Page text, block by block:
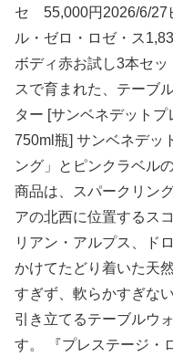
セ 55,000円2026/6/27
ル・ゼロ・ロゼ・ス
ボディ赤お試し3本セ
スで育まれた、テーブ
ター [サンベネデットプ
750ml瓶] サンベネデッ
ング」とピンクラベル
商品は、スパークリン
アの北西に位置するス
リアン・アルプス、ド
かけてたどり着いた天
すぎず、軟らかすぎな
引き立てるテーブルウ
す。 『プレステージ・